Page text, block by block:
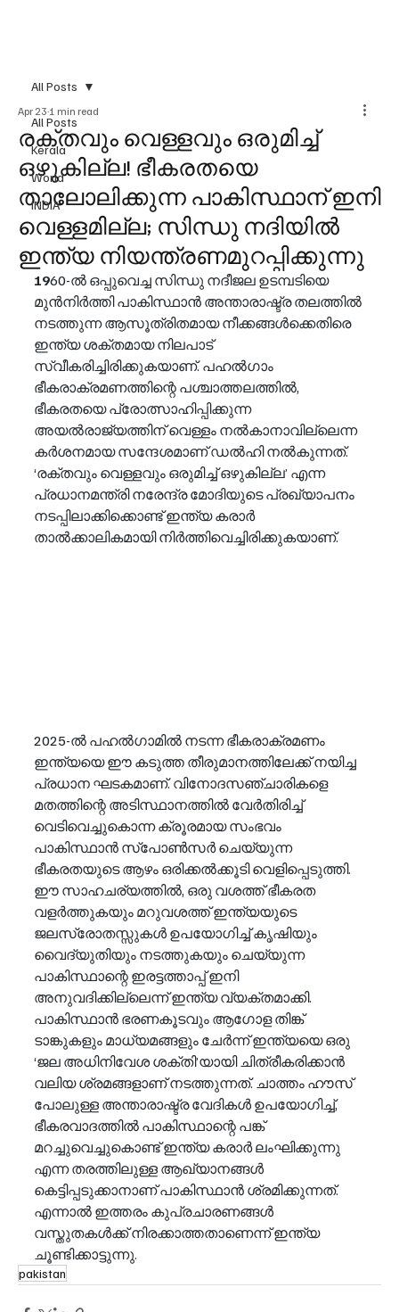
All Posts
Kerala
World
INDIA
All Posts
രക്തവും വെള്ളവും ഒരുമിച്ച്
ഒഴുകില്ല! ഭീകരതയെ
താലോലിക്കുന്ന പാകിസ്ഥാന് ഇനി
വെള്ളമില്ല; സിന്ധു നദിയിൽ
ഇന്ത്യ നിയന്ത്രണമുറപ്പിക്കുന്നു
Apr 23 1 min read
1960-ൽ ഒപ്പുവെച്ച സിന്ധു നദീജല ഉടമ്പടിയെ
മുൻനിർത്തി പാകിസ്ഥാൻ അന്താരാഷ്ട്ര തലത്തിൽ
നടത്തുന്ന ആസൂത്രിതമായ നീക്കങ്ങൾക്കെതിരെ
ഇന്ത്യ ശക്തമായ നിലപാട്
സ്വീകരിച്ചിരിക്കുകയാണ്. പഹൽഗാം
ഭീകരാക്രമണത്തിന്റെ പശ്ചാത്തലത്തിൽ,
ഭീകരതയെ പ്രോത്സാഹിപ്പിക്കുന്ന
അയൽരാജ്യത്തിന് വെള്ളം നൽകാനാവില്ലെന്ന
കർശനമായ സന്ദേശമാണ് ഡൽഹി നൽകുന്നത്.
‘രക്തവും വെള്ളവും ഒരുമിച്ച് ഒഴുകില്ല’ എന്ന
പ്രധാനമന്ത്രി നരേന്ദ്ര മോദിയുടെ പ്രഖ്യാപനം
നടപ്പിലാക്കിക്കൊണ്ട് ഇന്ത്യ കരാർ
താൽക്കാലികമായി നിർത്തിവെച്ചിരിക്കുകയാണ്.
2025-ൽ പഹൽഗാമിൽ നടന്ന ഭീകരാക്രമണം
ഇന്ത്യയെ ഈ കടുത്ത തീരുമാനത്തിലേക്ക് നയിച്ച
പ്രധാന ഘടകമാണ്. വിനോദസഞ്ചാരികളെ
മതത്തിന്റെ അടിസ്ഥാനത്തിൽ വേർതിരിച്ച്
വെടിവെച്ചുകൊന്ന ക്രൂരമായ സംഭവം
പാകിസ്ഥാൻ സ്പോൺസർ ചെയ്യുന്ന
ഭീകരതയുടെ ആഴം ഒരിക്കൽക്കൂടി വെളിപ്പെടുത്തി.
ഈ സാഹചര്യത്തിൽ, ഒരു വശത്ത് ഭീകരത
വളർത്തുകയും മറുവശത്ത് ഇന്ത്യയുടെ
ജലസ്രോതസ്സുകൾ ഉപയോഗിച്ച് കൃഷിയും
വൈദ്യുതിയും നടത്തുകയും ചെയ്യുന്ന
പാകിസ്ഥാന്റെ ഇരട്ടത്താപ്പ് ഇനി
അനുവദിക്കില്ലെന്ന് ഇന്ത്യ വ്യക്തമാക്കി.
പാകിസ്ഥാൻ ഭരണകൂടവും ആഗോള തിങ്ക്
ടാങ്കുകളും മാധ്യമങ്ങളും ചേർന്ന് ഇന്ത്യയെ ഒരു
‘ജല അധിനിവേശ ശക്തി’യായി ചിത്രീകരിക്കാൻ
വലിയ ശ്രമങ്ങളാണ് നടത്തുന്നത്. ചാത്തം ഹൗസ്
പോലുള്ള അന്താരാഷ്ട്ര വേദികൾ ഉപയോഗിച്ച്,
ഭീകരവാദത്തിൽ പാകിസ്ഥാന്റെ പങ്ക്
മറച്ചുവെച്ചുകൊണ്ട് ഇന്ത്യ കരാർ ലംഘിക്കുന്നു
എന്ന തരത്തിലുള്ള ആഖ്യാനങ്ങൾ
കെട്ടിപ്പടുക്കാനാണ് പാകിസ്ഥാൻ ശ്രമിക്കുന്നത്.
എന്നാൽ ഇത്തരം കുപ്രചാരണങ്ങൾ
വസ്തുതകൾക്ക് നിരക്കാത്തതാണെന്ന് ഇന്ത്യ
ചൂണ്ടിക്കാട്ടുന്നു.
pakistan